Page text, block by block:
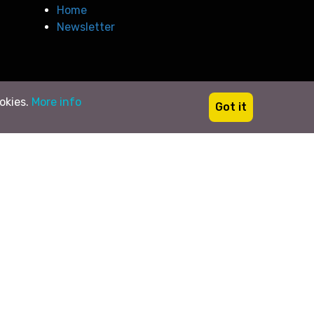
Home
Newsletter
More info Got it